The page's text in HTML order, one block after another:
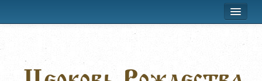
Лествица
Церковь Рождества